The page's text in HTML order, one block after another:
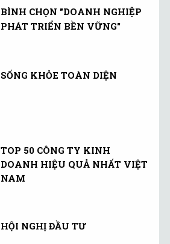
BÌNH CHỌN "DOANH NGHIỆP
PHÁT TRIỂN BỀN VỮNG"
SỐNG KHỎE TOÀN DIỆN
TOP 50 CÔNG TY KINH
DOANH HIỆU QUẢ NHẤT VIỆT
NAM
HỘI NGHỊ ĐẦU TƯ